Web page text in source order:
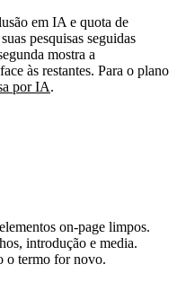
em IA e quota de
pesquisas seguidas
mostra a
às restantes. Para o plano
por IA.
on‑page limpos.
introdução e media.
o termo for novo.